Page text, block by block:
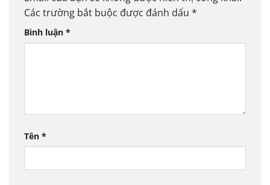
Các trường bắt buộc được đánh dấu *
Bình luận *
Tên *